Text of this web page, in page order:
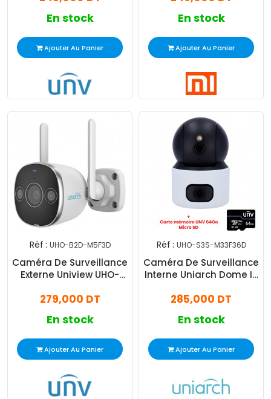
En stock
Ajouter Au Panier
En stock
Ajouter Au Panier
Réf : UHO-B2D-M5F3D
Caméra De Surveillance
Externe Uniview UHO-
279,000 DT
En stock
Ajouter Au Panier
Réf : UHO-S3S-M33F36D
Caméra De Surveillance
Interne Uniarch Dome IP
MP + 3 MP) Blanc
285,000 DT
En stock
Ajouter Au Panier